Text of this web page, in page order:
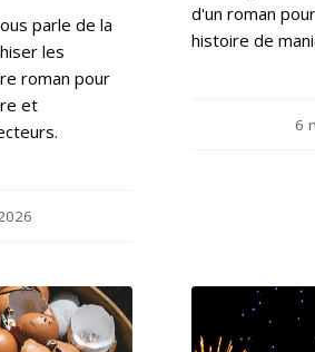
parle de la
les
roman pour
et
d'un roman
histoire de
6